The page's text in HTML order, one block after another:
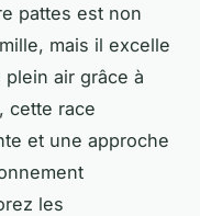
pattes est non
mais il excelle
air grâce à
cette race
et une approche
les